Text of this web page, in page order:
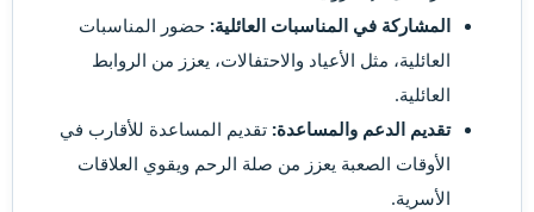
المشاركة في المناسبات العائلية: حضور المناسبات
العائلية، مثل الأعياد والاحتفالات، يعزز من الروابط
العائلية.
تقديم الدعم والمساعدة: تقديم المساعدة للأقارب في
الأوقات الصعبة يعزز من صلة الرحم ويقوي العلاقات
الأسرية.